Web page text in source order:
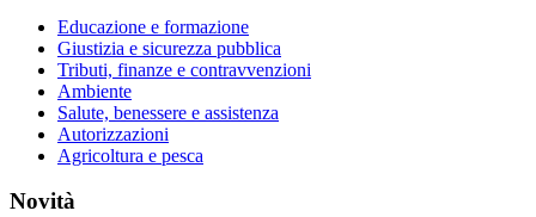
Educazione e formazione
Giustizia e sicurezza pubblica
Tributi, finanze e contravvenzioni
Ambiente
Salute, benessere e assistenza
Autorizzazioni
Agricoltura e pesca
Novità